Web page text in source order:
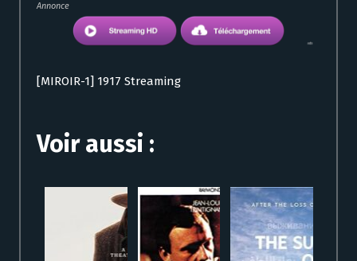
Annonce
[MIROIR-1] 1917 Streaming
Voir aussi :